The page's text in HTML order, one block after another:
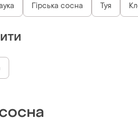
Гірська сосна Туя